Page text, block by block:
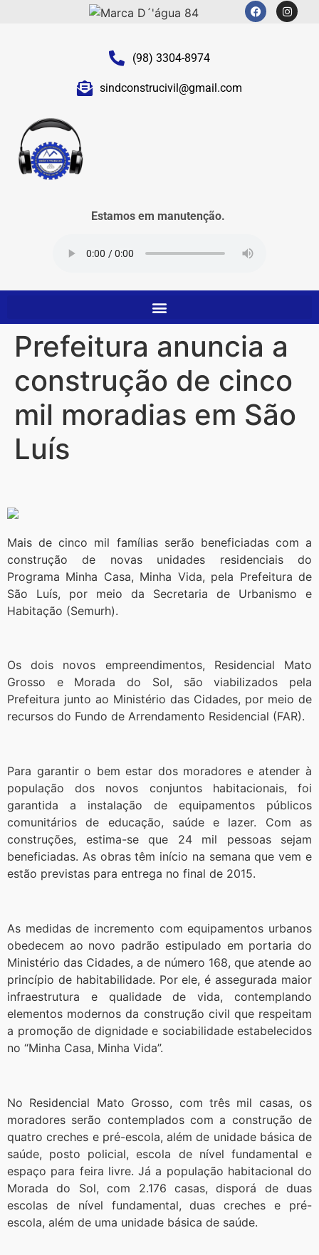
(98) 3304-8974
sindconstrucivil@gmail.com
Estamos em manutenção.
Prefeitura anuncia a
construção de cinco
mil moradias em São
Luís
Mais de cinco mil famílias serão beneficiadas com a
construção de novas unidades residenciais do
Programa Minha Casa, Minha Vida, pela Prefeitura de
São Luís, por meio da Secretaria de Urbanismo e
Habitação (Semurh).
Os dois novos empreendimentos, Residencial Mato
Grosso e Morada do Sol, são viabilizados pela
Prefeitura junto ao Ministério das Cidades, por meio de
recursos do Fundo de Arrendamento Residencial (FAR).
Para garantir o bem estar dos moradores e atender à
população dos novos conjuntos habitacionais, foi
garantida a instalação de equipamentos públicos
comunitários de educação, saúde e lazer. Com as
construções, estima-se que 24 mil pessoas sejam
beneficiadas. As obras têm início na semana que vem e
estão previstas para entrega no final de 2015.
As medidas de incremento com equipamentos urbanos
obedecem ao novo padrão estipulado em portaria do
Ministério das Cidades, a de número 168, que atende ao
princípio de habitabilidade. Por ele, é assegurada maior
infraestrutura e qualidade de vida, contemplando
elementos modernos da construção civil que respeitam
a promoção de dignidade e sociabilidade estabelecidos
no “Minha Casa, Minha Vida”.
No Residencial Mato Grosso, com três mil casas, os
moradores serão contemplados com a construção de
quatro creches e pré-escola, além de unidade básica de
saúde, posto policial, escola de nível fundamental e
espaço para feira livre. Já a população habitacional do
Morada do Sol, com 2.176 casas, disporá de duas
escolas de nível fundamental, duas creches e pré-
escola, além de uma unidade básica de saúde.